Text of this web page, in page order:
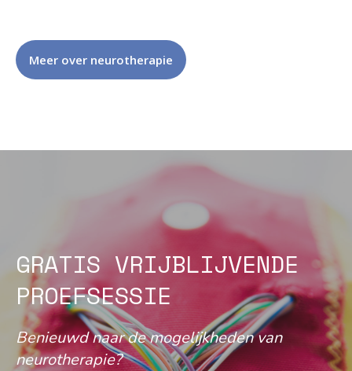
Meer over neurotherapie
GRATIS VRIJBLIJVENDE
PROEFSESSIE
Benieuwd naar de mogelijkheden van
neurotherapie?